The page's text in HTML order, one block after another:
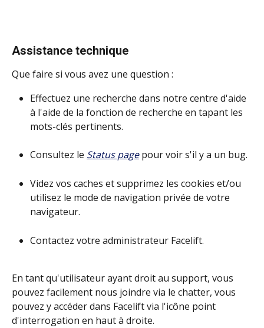
Assistance technique
Que faire si vous avez une question :
Effectuez une recherche dans notre centre d'aide
à l'aide de la fonction de recherche en tapant les
mots-clés pertinents.
Consultez le Status page pour voir s'il y a un bug.
Videz vos caches et supprimez les cookies et/ou
utilisez le mode de navigation privée de votre
navigateur.
Contactez votre administrateur Facelift.
En tant qu'utilisateur ayant droit au support, vous
pouvez facilement nous joindre via le chatter, vous
pouvez y accéder dans Facelift via l'icône point
d'interrogation en haut à droite.